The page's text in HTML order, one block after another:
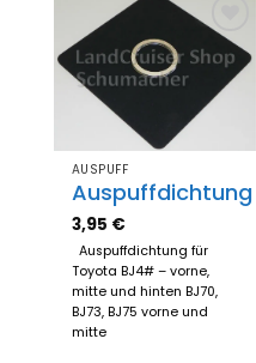
Zum
Merkzettel
hinzufügen
AUSPUFF
Auspuffdichtung
3,95 €
Auspuffdichtung für
Toyota BJ4# – vorne,
mitte und hinten BJ70,
BJ73, BJ75 vorne und
mitte